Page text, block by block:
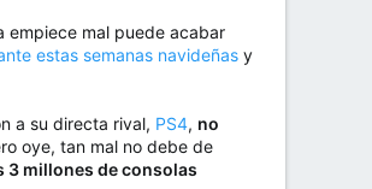
empiece mal puede acabar
estas semanas navideñas y
a su directa rival, PS4, no
oye, tan mal no debe de
3 millones de consolas